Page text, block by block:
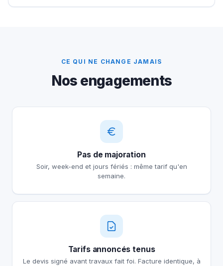
CE QUI NE CHANGE JAMAIS
Nos engagements
Pas de majoration
Soir, week-end et jours fériés : même tarif qu'en
semaine.
Tarifs annoncés tenus
Le devis signé avant travaux fait foi. Facture identique, à